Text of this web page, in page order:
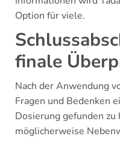
Option für viele.
finale
Nach der Anwendung
Fragen und Bedenken
Dosierung gefunden zu
möglicherweise